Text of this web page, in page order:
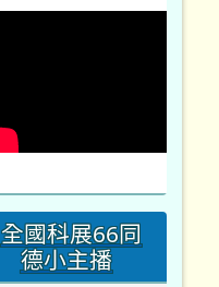
全國科展66同
德小主播